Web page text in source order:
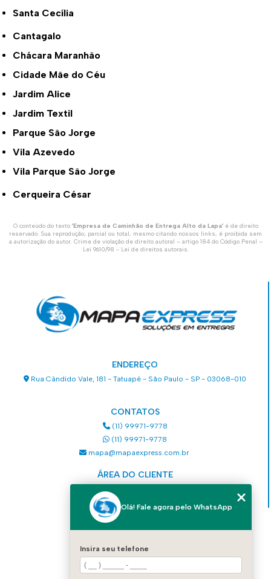
Santa Cecília
Cantagalo
Chácara Maranhão
Cidade Mãe do Céu
Jardim Alice
Jardim Textil
Parque São Jorge
Vila Azevedo
Vila Parque São Jorge
Cerqueira César
O conteúdo do texto "Empresa de Caminhão de Entrega Alto da Lapa" é de direito
reservado. Sua reprodução, parcial ou total, mesmo citando nossos links, é proibida sem
a autorização do autor. Crime de violação de direito autoral – artigo 184 do Código Penal –
Lei 9610/98 - Lei de direitos autorais.
ENDEREÇO
Rua Cândido Vale, 181 - Tatuapé - São Paulo - SP - 03068-010
CONTATOS
(11) 99971-9778
(11) 99971-9778
mapa@mapaexpress.com.br
ÁREA DO CLIENTE
QUEM SOMOS
Olá! Fale agora pelo WhatsApp
Insira seu telefone